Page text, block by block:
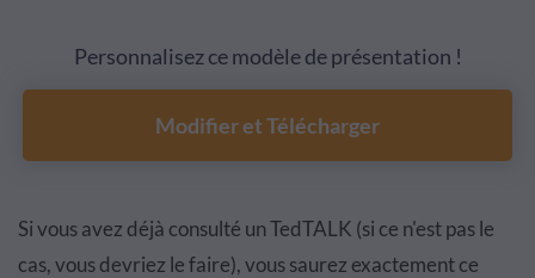
Personnalisez ce modèle de présentation !
Modifier et Télécharger
Si vous avez déjà consulté un TedTALK (si ce n'est pas le
cas, vous devriez le faire), vous saurez exactement ce